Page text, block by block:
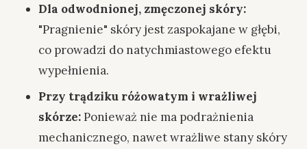
Dla odwodnionej, zmęczonej skóry:
"Pragnienie" skóry jest zaspokajane w głębi,
co prowadzi do natychmiastowego efektu
wypełnienia.
Przy trądziku różowatym i wrażliwej
skórze:Ponieważ nie ma podrażnienia
mechanicznego, nawet wrażliwe stany skóry